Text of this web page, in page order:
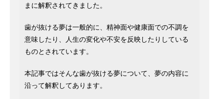
まに解釈されてきました。
歯が抜ける夢は一般的に、精神面や健康面での不調を
意味したり、人生の変化や不安を反映したりしている
ものとされています。
本記事ではそんな歯が抜ける夢について、夢の内容に
沿って解釈してあります。